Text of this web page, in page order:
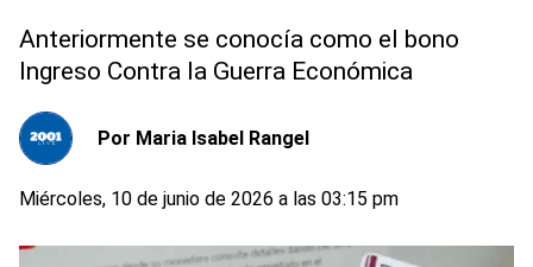
Anteriormente se conocía como el bono
Ingreso Contra la Guerra Económica
Por Maria Isabel Rangel
Miércoles, 10 de junio de 2026 a las 03:15 pm